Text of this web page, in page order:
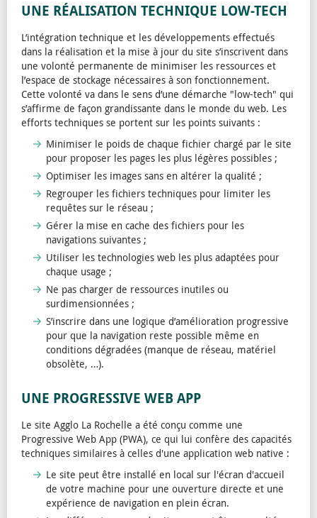
UNE RÉALISATION TECHNIQUE LOW-TECH
L’intégration technique et les développements effectués
dans la réalisation et la mise à jour du site s’inscrivent dans
une volonté permanente de minimiser les ressources et
l’espace de stockage nécessaires à son fonctionnement.
Cette volonté va dans le sens d’une démarche "low-tech" qui
s’affirme de façon grandissante dans le monde du web. Les
efforts techniques se portent sur les points suivants :
Minimiser le poids de chaque fichier chargé par le site
pour proposer les pages les plus légères possibles ;
Optimiser les images sans en altérer la qualité ;
Regrouper les fichiers techniques pour limiter les
requêtes sur le réseau ;
Gérer la mise en cache des fichiers pour les
navigations suivantes ;
Utiliser les technologies web les plus adaptées pour
chaque usage ;
Ne pas charger de ressources inutiles ou
surdimensionnées ;
S’inscrire dans une logique d’amélioration progressive
pour que la navigation reste possible même en
conditions dégradées (manque de réseau, matériel
obsolète, …).
UNE PROGRESSIVE WEB APP
Le site Agglo La Rochelle a été conçu comme une
Progressive Web App (PWA), ce qui lui confère des capacités
techniques similaires à celles d'une application web native :
Le site peut être installé en local sur l'écran d'accueil
de votre machine pour une ouverture directe et une
expérience de navigation en plein écran.